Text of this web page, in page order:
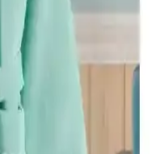
Özdilek Point Happy'yi
detaylı analizle
Peştemal
bornozların özellikleri,
ürün ihtiyaçlarınıza